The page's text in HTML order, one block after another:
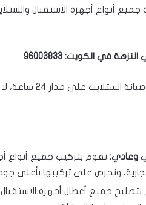
أنواع أجهزة الاستقبال
في الكويت: 96003833
نوفر كافة خدمات
وعادي: نقوم بتركيب جميع أنواع
ونحرص على تركيبها بأعلى
جميع أعطال أجهزة الاستقبال